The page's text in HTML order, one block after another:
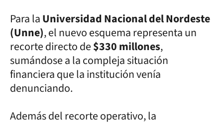
Para laUniversidad Nacional del Nordeste
(Unne), el nuevo esquema representa un
recorte directo de$330 millones,
sumándose a la compleja situación
financiera que la institución venía
denunciando.
Además del recorte operativo, la